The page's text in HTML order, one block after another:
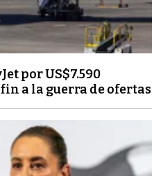
por US$7.590
a la guerra de ofertas